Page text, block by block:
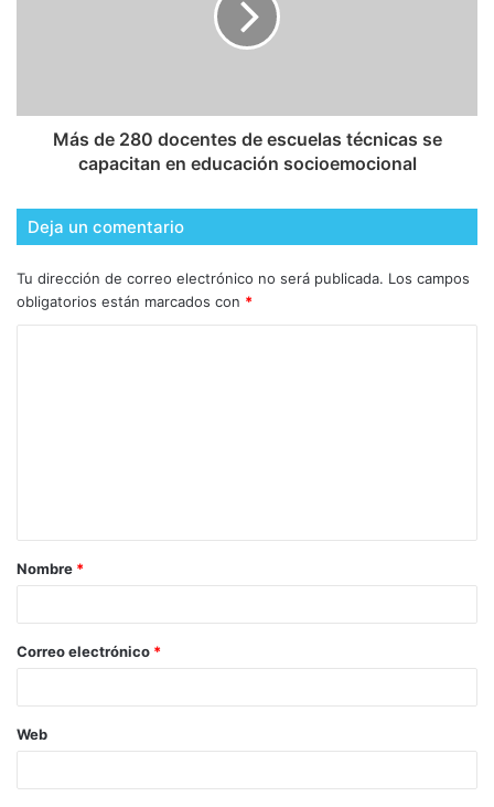
Más de 280 docentes de escuelas técnicas se
capacitan en educación socioemocional
Deja un comentario
Tu dirección de correo electrónico no será publicada. Los campos
obligatorios están marcados con *
Nombre *
Correo electrónico *
Web